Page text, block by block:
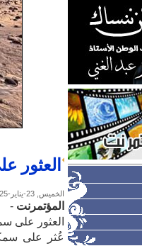
العثور
الخميس, 23-يناير-2025
المؤتمرنت -
العثور على
عُثر على